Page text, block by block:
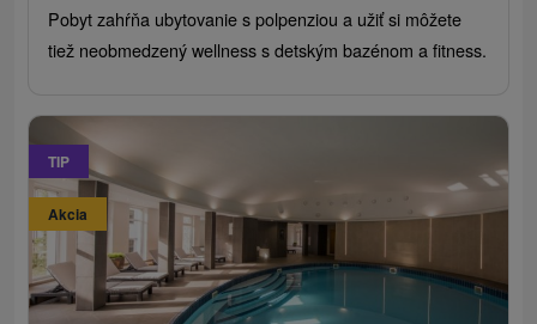
Pobyt zahŕňa ubytovanie s polpenziou a užiť si môžete
tiež neobmedzený wellness s detským bazénom a fitness.
TIP
Akcia